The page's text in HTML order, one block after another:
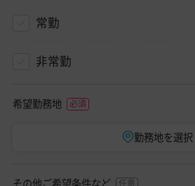
常勤
非常勤
希望勤務地
勤務地を選択